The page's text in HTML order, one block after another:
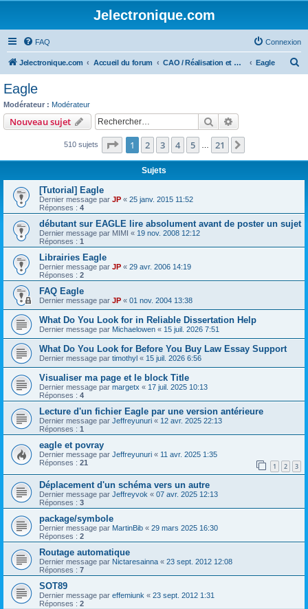
Jelectronique.com
FAQ Connexion
Jelectronique.com Accueil du forum CAO / Réalisation et montage de PCB Eagle
c
Eagle
Modérateur : Modérateur
Nouveau sujet Rechercher
510 sujets Page 1sur21
1 2 3 4 5 21
Sujets
[Tutorial] Eagle
Dernier message par JP « 25 janv. 2015 11:52
Réponses : 4
débutant sur EAGLE lire absolument avant de poster un sujet
Dernier message par MIMI « 19 nov. 2008 12:12
Réponses : 1
Librairies Eagle
Dernier message par JP « 29 avr. 2006 14:19
Réponses : 2
FAQ Eagle
Dernier message par JP « 01 nov. 2004 13:38
What Do You Look for in Reliable Dissertation Help
Dernier message par Michaelowen « 15 juil. 2026 7:51
What Do You Look for Before You Buy Law Essay Support
Dernier message par timothyl « 15 juil. 2026 6:56
Visualiser ma page et le block Title
Dernier message par margetx « 17 juil. 2025 10:13
Réponses : 4
Lecture d'un fichier Eagle par une version antérieure
Dernier message par Jeffreyunuri « 12 avr. 2025 22:13
Réponses : 1
eagle et povray
Dernier message par Jeffreyunuri « 11 avr. 2025 1:35
Réponses : 21 1 2 3
Déplacement d'un schéma vers un autre
Dernier message par Jeffreyvok « 07 avr. 2025 12:13
Réponses : 3
package/symbole
Dernier message par MartinBib « 29 mars 2025 16:30
Réponses : 2
Routage automatique
Dernier message par Nictaresainna « 23 sept. 2012 12:08
Réponses : 7
SOT89
Dernier message par effemiunk « 23 sept. 2012 1:31
Réponses : 2